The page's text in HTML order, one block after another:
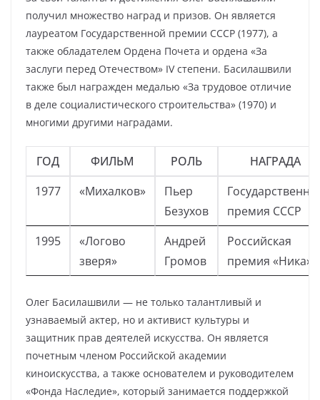
получил множество наград и призов. Он является
лауреатом Государственной премии СССР (1977), а
также обладателем Ордена Почета и ордена «За
заслуги перед Отечеством» IV степени. Басилашвили
также был награжден медалью «За трудовое отличие
в деле социалистического строительства» (1970) и
многими другими наградами.
ГОД ФИЛЬМ РОЛЬ
НАГРАДА
1977
«Михалков»
Пьер
Безухов
премия СССР
1995
«Логово
зверя»
Андрей
Громов
Российская
премия «Ника»
Олег Басилашвили — не только талантливый и
узнаваемый актер, но и активист культуры и
защитник прав деятелей искусства. Он является
почетным членом Российской академии
киноискусства, а также основателем и руководителем
«Фонда Наследие», который занимается поддержкой